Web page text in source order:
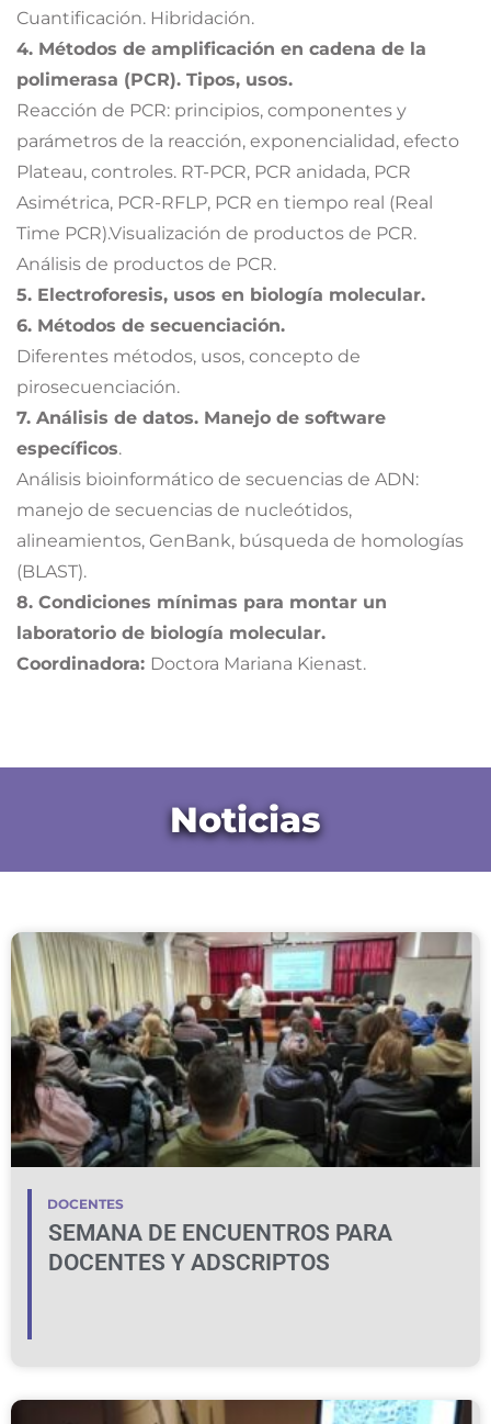
Cuantificación. Hibridación.
4. Métodos de amplificación en cadena de la
polimerasa (PCR). Tipos, usos.
Reacción de PCR: principios, componentes y
parámetros de la reacción, exponencialidad, efecto
Plateau, controles. RT-PCR, PCR anidada, PCR
Asimétrica, PCR-RFLP, PCR en tiempo real (Real
Time PCR).Visualización de productos de PCR.
Análisis de productos de PCR.
5. Electroforesis, usos en biología molecular.
6. Métodos de secuenciación.
Diferentes métodos, usos, concepto de
pirosecuenciación.
7. Análisis de datos. Manejo de software
específicos.
Análisis bioinformático de secuencias de ADN:
manejo de secuencias de nucleótidos,
alineamientos, GenBank, búsqueda de homologías
(BLAST).
8. Condiciones mínimas para montar un
laboratorio de biología molecular.
Coordinadora: Doctora Mariana Kienast.
Noticias
DOCENTES
SEMANA DE ENCUENTROS PARA
DOCENTES Y ADSCRIPTOS